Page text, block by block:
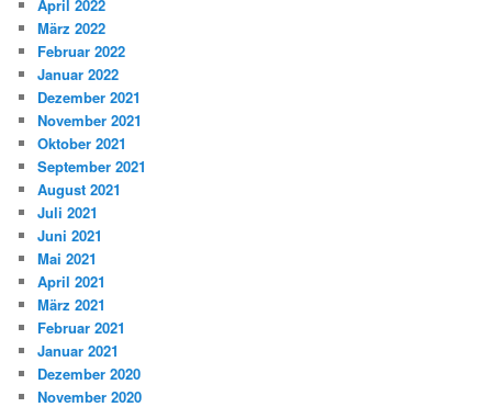
April 2022
März 2022
Februar 2022
Januar 2022
Dezember 2021
November 2021
Oktober 2021
September 2021
August 2021
Juli 2021
Juni 2021
Mai 2021
April 2021
März 2021
Februar 2021
Januar 2021
Dezember 2020
November 2020